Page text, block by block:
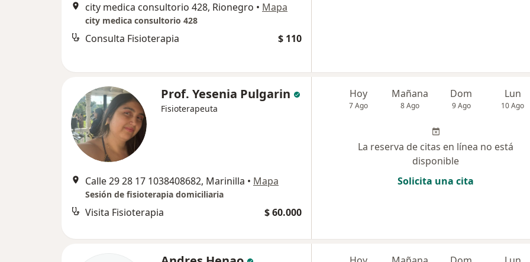
city medica consultorio 428, Rionegro • Mapa
city medica consultorio 428
Consulta Fisioterapia $ 110
Prof. Yesenia Pulgarin
Fisioterapeuta
Calle 29 28 17 1038408682, Marinilla • Mapa
Sesión de fisioterapia domiciliaria
Visita Fisioterapia $ 60.000
Hoy
7 Ago
Mañana
8 Ago
Dom
9 Ago
Lun
10 Ago
La reserva de citas en línea no está
disponible
Solicita una cita